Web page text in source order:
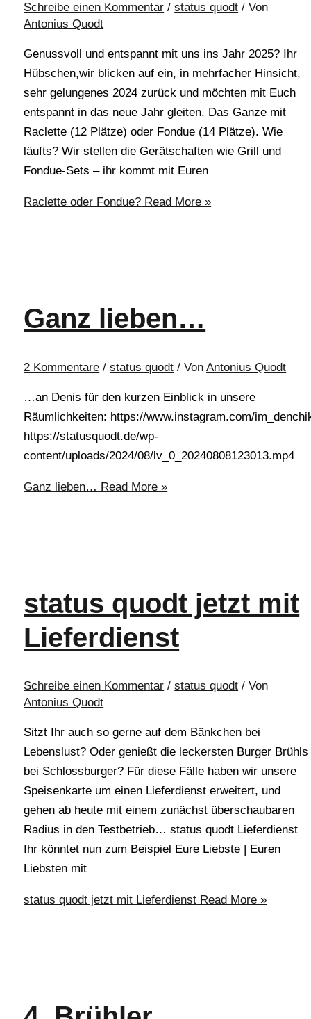
Schreibe einen Kommentar /status quodt / Von
Antonius Quodt
Genussvoll und entspannt mit uns ins Jahr 2025? Ihr
Hübschen,wir blicken auf ein, in mehrfacher Hinsicht,
sehr gelungenes 2024 zurück und möchten mit Euch
entspannt in das neue Jahr gleiten. Das Ganze mit
Raclette (12 Plätze) oder Fondue (14 Plätze). Wie
läufts? Wir stellen die Gerätschaften wie Grill und
Fondue-Sets – ihr kommt mit Euren
Raclette oder Fondue? Read More »
Ganz lieben…
2 Kommentare /status quodt / VonAntonius Quodt
…an Denis für den kurzen Einblick in unsere
Räumlichkeiten: https://www.instagram.com/
https://statusquodt.de/wp-
content/uploads/2024/08/lv_0_20240808123013.mp4
Ganz lieben… Read More »
status quodt jetzt mit
Lieferdienst
Schreibe einen Kommentar /status quodt / Von
Antonius Quodt
Sitzt Ihr auch so gerne auf dem Bänkchen bei
Lebenslust? Oder genießt die leckersten Burger Brühls
bei Schlossburger? Für diese Fälle haben wir unsere
Speisenkarte um einen Lieferdienst erweitert, und
gehen ab heute mit einem zunächst überschaubaren
Radius in den Testbetrieb… status quodt Lieferdienst
Ihr könntet nun zum Beispiel Eure Liebste | Euren
Liebsten mit
status quodt jetzt mit Lieferdienst Read More »